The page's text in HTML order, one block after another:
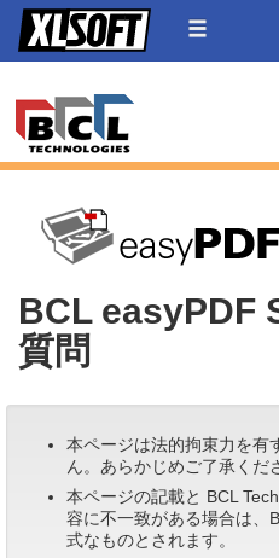
BCL easyPDF
質問
本ページは法的拘束力を有
ん。あらかじめご了承くだ
本ページの記載と BCL
容に不一致がある場合は、
式なものとされます。